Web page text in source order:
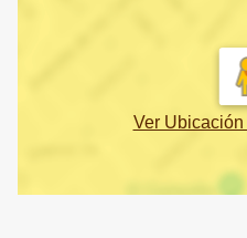
Ver Ubicación